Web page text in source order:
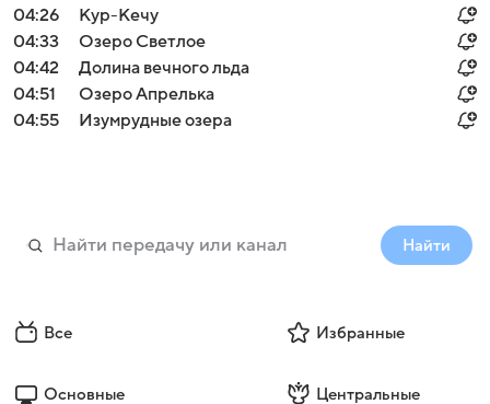
04:26
Кур-Кечу
04:33
Озеро Светлое
04:42
Долина вечного льда
04:51
Озеро Апрелька
04:55
Изумрудные озера
Найти
Все Избранные
Основные Центральные